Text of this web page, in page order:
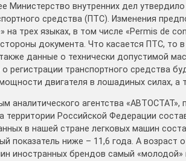
Министерство внутренних дел
средства (ПТС). Изменения
на трех языках, в том числе «Permis de
документа. Что касается ПТС, то
данные о технически допустимой
регистрации транспортного средства
двигателя в лошадиных силах, а
аналитического агентства
территории Российской Федерации
в нашей стране легковых машин
показатель ниже – 11,6 года. А возраст
иностранных брендов самый «молодой»